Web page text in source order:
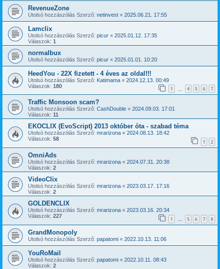
RevenueZone
Utolsó hozzászólás Szerző: netinvest « 2025.06.21. 17:55
Lamclix
Utolsó hozzászólás Szerző: picur « 2025.01.12. 17:35
Válaszok: 1
normalbux
Utolsó hozzászólás Szerző: picur « 2025.01.01. 10:20
HeedYou - 22X fizetett - 4 éves az oldal!!!
Utolsó hozzászólás Szerző: Katimama « 2024.12.13. 00:49
Válaszok: 180 1 4 5 6 7
Traffic Monsoon scam?
Utolsó hozzászólás Szerző: CashDouble « 2024.09.03. 17:01
Válaszok: 11
EKOCLIX (EvoScript) 2013 október óta - szabad téma
Utolsó hozzászólás Szerző: mrarizona « 2024.08.13. 18:42
Válaszok: 58 1 2
OmniAds
Utolsó hozzászólás Szerző: mrarizona « 2024.07.31. 20:38
Válaszok: 2
VideoClix
Utolsó hozzászólás Szerző: mrarizona « 2023.03.17. 17:16
Válaszok: 2
GOLDENCLIX
Utolsó hozzászólás Szerző: mrarizona « 2023.03.16. 20:34
Válaszok: 227 1 … 5 6 7 8
GrandMonopoly
Utolsó hozzászólás Szerző: papatomi « 2022.10.13. 11:06
YouRoMail
Utolsó hozzászólás Szerző: papatomi « 2022.10.11. 08:43
Válaszok: 2